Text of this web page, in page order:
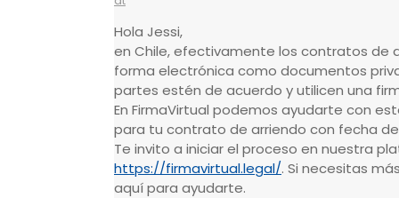
Hola Jessi,
en Chile, efectivamente los contratos de
forma electrónica como documentos
partes estén de acuerdo y utilicen una
En FirmaVirtual podemos ayudarte con
para tu contrato de arriendo con fecha
Te invito a iniciar el proceso en nuestra
https://firmavirtual.legal/. Si necesitas
aquí para ayudarte.